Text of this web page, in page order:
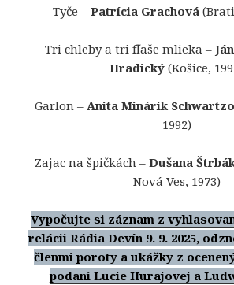
Tyče – Patrícia Grachová
Tri chleby a tri fľaše mlieka –
Hradický (Košice,
Garlon – Anita Minárik
1992)
Zajac na špičkách – Dušana
Nová Ves, 1973)
Vypočujte si záznam z
relácii Rádia Devín 9. 9. 2025,
členmi poroty a ukážky z
podaní Lucie Hurajovej a